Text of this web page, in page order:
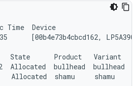
Time  Device
[00b4e73b4cbcd162,
Product   Variant
Allocated  bullhead  bullhead